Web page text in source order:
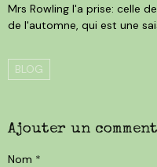
Mrs Rowling l'a prise: celle
de l'automne, qui est une
BLOG
Ajouter un
Nom